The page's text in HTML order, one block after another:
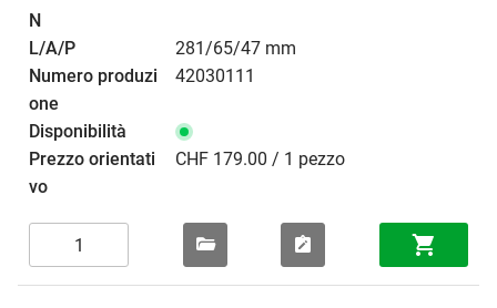
281/65/47 mm
42030111
CHF 179.00 / 1 pezzo